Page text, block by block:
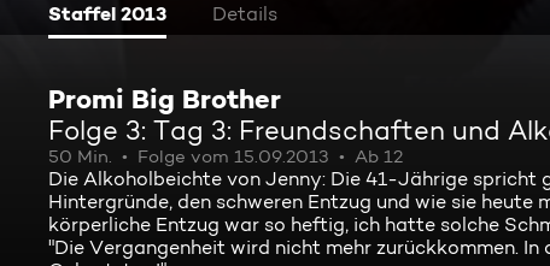
Staffel 2013 Details
Promi Big Brother
Folge 3: Tag 3: Freundschaften und
50 Min. Folge vom 15.09.2013 Ab 12
Die Alkoholbeichte von Jenny: Die 41-Jährige spricht
Hintergründe, den schweren Entzug und wie sie
körperliche Entzug war so heftig, ich hatte solche
"Die Vergangenheit wird nicht mehr zurückkommen.